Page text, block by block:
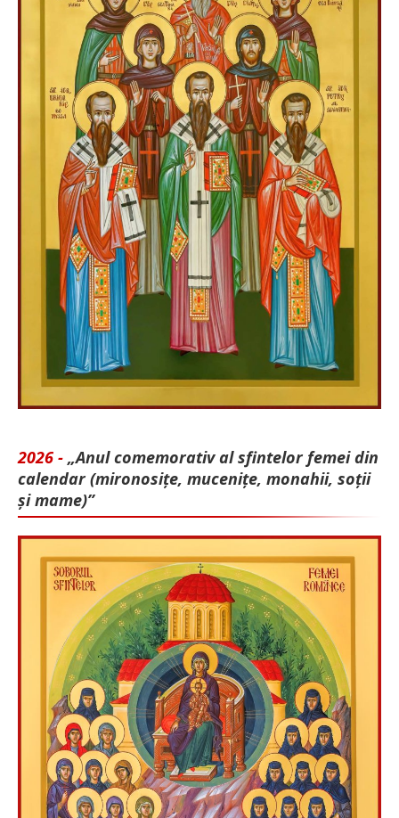
2026 - „Anul comemorativ al sfintelor femei din
calendar (mironosițe, mu­cenițe, monahii, soții
și mame)”